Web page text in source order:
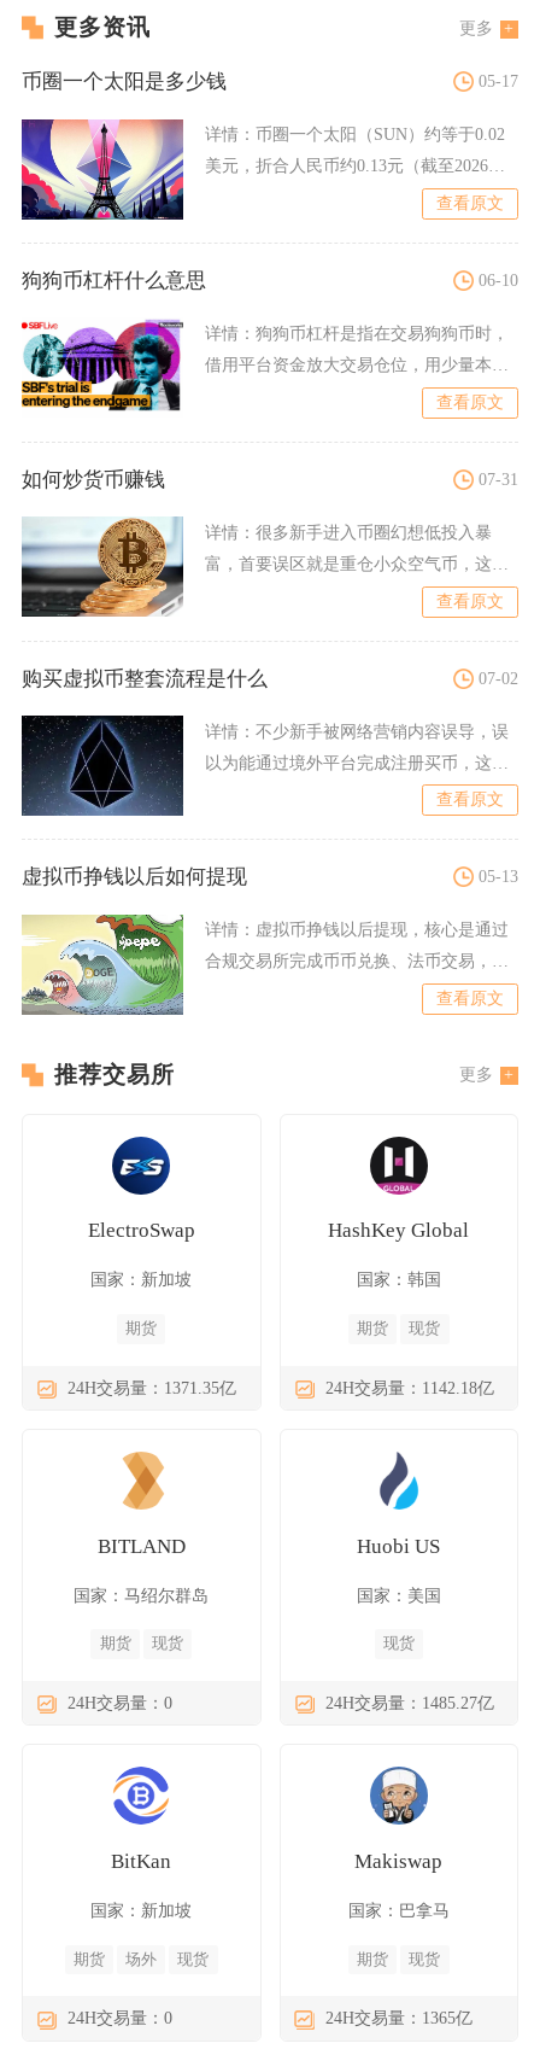
更多资讯 更多
币圈一个太阳是多少钱 05-17
详情： 币圈一个太阳（SUN）约等于0.02
美元，折合人民币约0.13元（截至2026年5
查看原文
狗狗币杠杆什么意思 06-10
详情： 狗狗币杠杆是指在交易狗狗币时，
借用平台资金放大交易仓位，用少量本金
查看原文
如何炒货币赚钱 07-31
详情： 很多新手进入币圈幻想低投入暴
富，首要误区就是重仓小众空气币，这类
代币没有落地技术场景、开发
查看原文
购买虚拟币整套流程是什么 07-02
详情： 不少新手被网络营销内容误导，误
以为能通过境外平台完成注册买币，这类
查看原文
虚拟币挣钱以后如何提现 05-13
详情： 虚拟币挣钱以后提现，核心是通过
合规交易所完成币币兑换、法币交易，再
查看原文
推荐交易所 更多
ElectroSwap
国家：新加坡
期货
24H交易量：1371.35亿
HashKey Global
国家：韩国
期货 现货
24H交易量：1142.18亿
BITLAND
国家：马绍尔群岛
期货 现货
24H交易量：0
Huobi US
国家：美国
现货
24H交易量：1485.27亿
BitKan
国家：新加坡
期货 场外 现货
24H交易量：0
Makiswap
国家：巴拿马
期货 现货
24H交易量：1365亿